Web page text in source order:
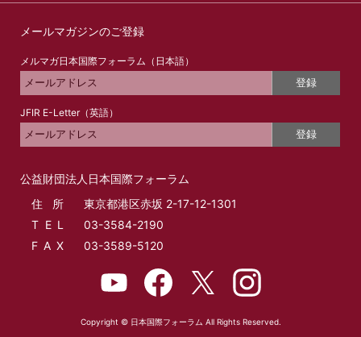
メールマガジンのご登録
メルマガ日本国際フォーラム（日本語）
登録
JFIR E-Letter（英語）
登録
公益財団法人日本国際フォーラム
住所
東京都港区赤坂 2-17-12-1301
T E L
03-3584-2190
F A X
03-3589-5120
Copyright © 日本国際フォーラム All Rights Reserved.